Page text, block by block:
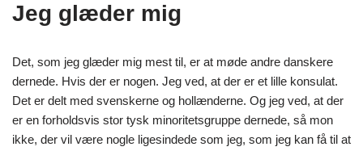
Jeg glæder mig
Det, som jeg glæder mig mest til, er at møde andre danskere
dernede. Hvis der er nogen. Jeg ved, at der er et lille konsulat.
Det er delt med svenskerne og hollænderne. Og jeg ved, at der
er en forholdsvis stor tysk minoritetsgruppe dernede, så mon
ikke, der vil være nogle ligesindede som jeg, som jeg kan få til at